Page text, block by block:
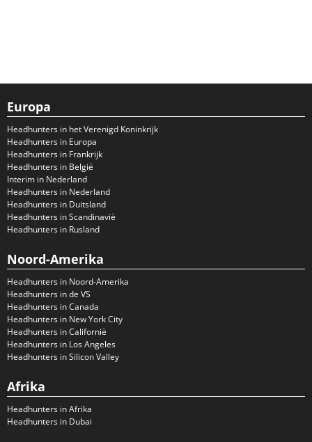
Europa
Headhunters in het Verenigd Koninkrijk
Headhunters in Europa
Headhunters in Frankrijk
Headhunters in België
Interim in Nederland
Headhunters in Nederland
Headhunters in Duitsland
Headhunters in Scandinavië
Headhunters in Rusland
Noord-Amerika
Headhunters in Noord-Amerika
Headhunters in de VS
Headhunters in Canada
Headhunters in New York City
Headhunters in Californië
Headhunters in Los Angeles
Headhunters in Silicon Valley
Afrika
Headhunters in Afrika
Headhunters in Dubai